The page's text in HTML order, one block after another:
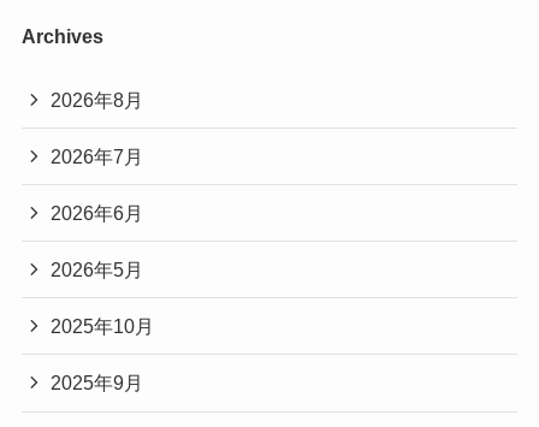
Archives
2026年8月
2026年7月
2026年6月
2026年5月
2025年10月
2025年9月